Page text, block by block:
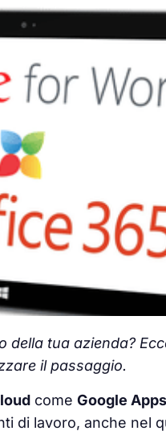
della tua azienda?
il passaggio.
come Google Apps
di lavoro, anche nel